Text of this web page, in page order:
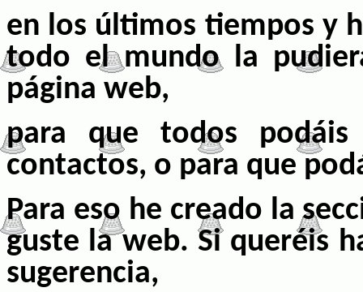
en los últimos tiempos y
todo el mundo la
página web,
para que todos
contactos, o para que
Para eso he creado la
guste la web. Si queréis
sugerencia,